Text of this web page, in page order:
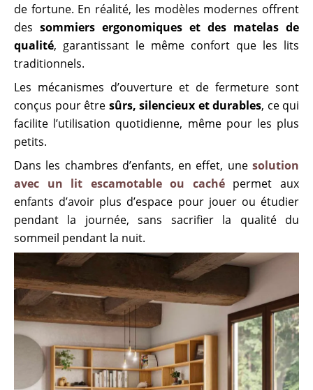
de fortune. En réalité, les modèles modernes offrent
des sommiers ergonomiques et des matelas de
qualité, garantissant le même confort que les lits
traditionnels.
Les mécanismes d’ouverture et de fermeture sont
conçus pour être sûrs, silencieux et durables, ce qui
facilite l’utilisation quotidienne, même pour les plus
petits.
Dans les chambres d’enfants, en effet, une solution
avec un lit escamotable ou cachépermet aux
enfants d’avoir plus d’espace pour jouer ou étudier
pendant la journée, sans sacrifier la qualité du
sommeil pendant la nuit.